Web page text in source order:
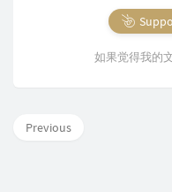
如果觉得我的
Previous